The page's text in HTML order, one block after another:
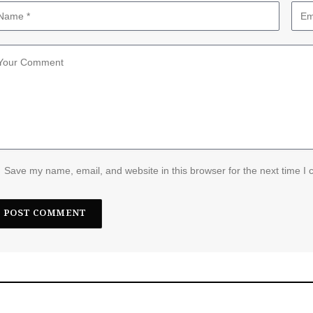
Save my name, email, and website in this browser for the next time I